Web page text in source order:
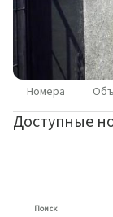
Номера
Доступные
Поиск